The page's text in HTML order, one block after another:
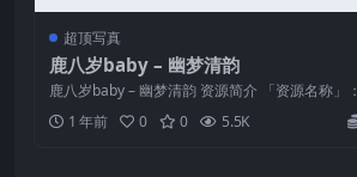
超顶写真
鹿八岁baby – 幽梦清韵
鹿八岁baby – 幽梦清韵 资源简介 「资源名称」：
鹿八岁baby – 幽梦清...
1 年前 0 0 5.5K